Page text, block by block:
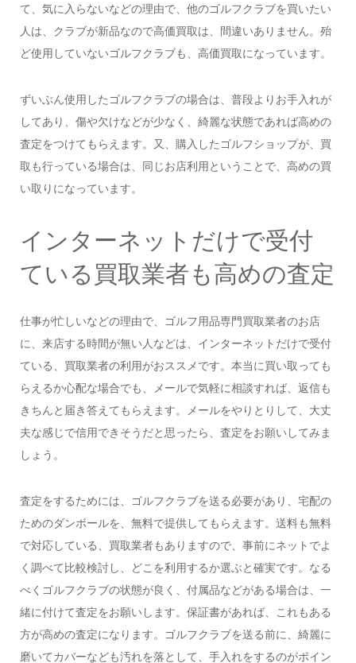
て、気に入らないなどの理由で、他のゴルフクラブを買いたい
人は、クラブが新品なので高価買取は、間違いありません。殆
ど使用していないゴルフクラブも、高価買取になっています。
ずいぶん使用したゴルフクラブの場合は、普段よりお手入れが
してあり、傷や欠けなどが少なく、綺麗な状態であれば高めの
査定をつけてもらえます。又、購入したゴルフショップが、買
取も行っている場合は、同じお店利用ということで、高めの買
い取りになっています。
インターネットだけで受付
ている買取業者も高めの査定
仕事が忙しいなどの理由で、ゴルフ用品専門買取業者のお店
に、来店する時間が無い人などは、インターネットだけで受付
ている、買取業者の利用がおススメです。本当に買い取っても
らえるか心配な場合でも、メールで気軽に相談すれば、返信も
きちんと届き答えてもらえます。メールをやりとりして、大丈
夫な感じで信用できそうだと思ったら、査定をお願いしてみま
しょう。
査定をするためには、ゴルフクラブを送る必要があり、宅配の
ためのダンボールを、無料で提供してもらえます。送料も無料
で対応している、買取業者もありますので、事前にネットでよ
く調べて比較検討し、どこを利用するか選ぶと確実です。なる
べくゴルフクラブの状態が良く、付属品などがある場合は、一
緒に付けて査定をお願いします。保証書があれば、これもある
方が高めの査定になります。ゴルフクラブを送る前に、綺麗に
磨いてカバーなども汚れを落として、手入れをするのがポイン